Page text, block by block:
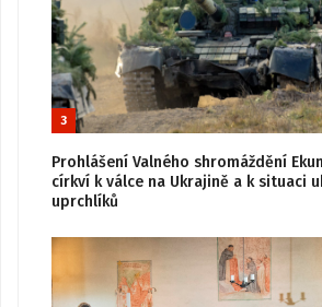
3
Prohlášení Valného shromáždění
církví k válce na Ukrajině a k situaci
uprchlíků